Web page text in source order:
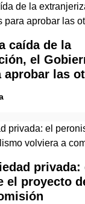
caída de la
el
aprobar las
el proyecto